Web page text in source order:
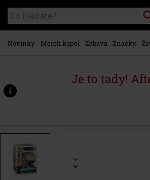
hlavnímu
obsahu
Katalog
vyhledávání
Novinky Merch kapel Zábava Značky
Je to tady!
www.emp-
p/vinylov%C3%A1-